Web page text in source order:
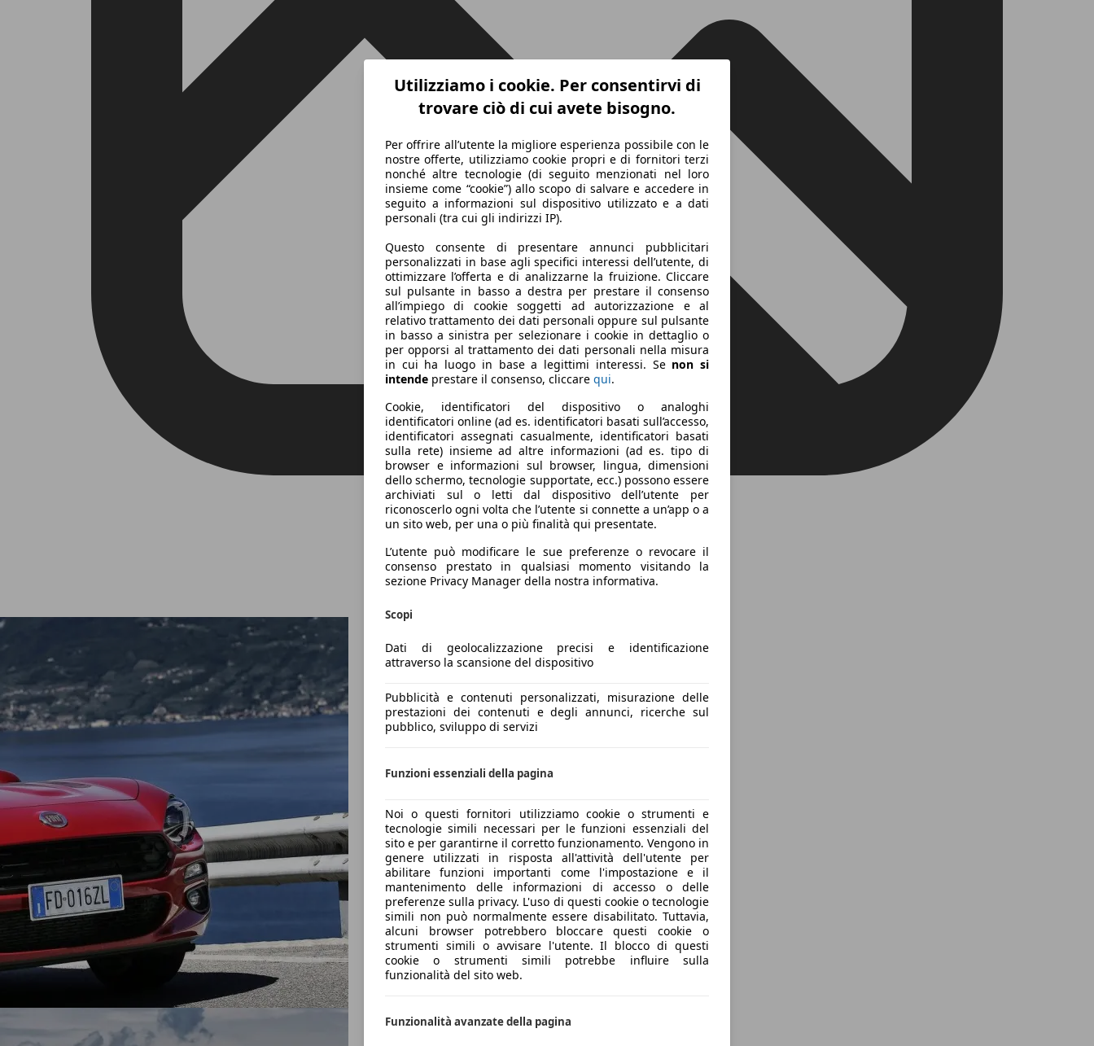
Utilizziamo i cookie. Per consentirvi di
trovare ciò di cui avete bisogno.
Per offrire all’utente la migliore esperienza possibile con le
nostre offerte, utilizziamo cookie propri e di fornitori terzi
nonché altre tecnologie (di seguito menzionati nel loro
insieme come “cookie”) allo scopo di salvare e accedere in
seguito a informazioni sul dispositivo utilizzato e a dati
personali (tra cui gli indirizzi IP).
Questo consente di presentare annunci pubblicitari
personalizzati in base agli specifici interessi dell’utente, di
ottimizzare l’offerta e di analizzarne la fruizione. Cliccare
sul pulsante in basso a destra per prestare il consenso
all’impiego di cookie soggetti ad autorizzazione e al
relativo trattamento dei dati personali oppure sul pulsante
in basso a sinistra per selezionare i cookie in dettaglio o
per opporsi al trattamento dei dati personali nella misura
in cui ha luogo in base a legittimi interessi. Se non si
intende prestare il consenso, cliccare qui.
Cookie, identificatori del dispositivo o analoghi
identificatori online (ad es. identificatori basati sull’accesso,
identificatori assegnati casualmente, identificatori basati
sulla rete) insieme ad altre informazioni (ad es. tipo di
browser e informazioni sul browser, lingua, dimensioni
dello schermo, tecnologie supportate, ecc.) possono essere
archiviati sul o letti dal dispositivo dell’utente per
riconoscerlo ogni volta che l’utente si connette a un’app o a
un sito web, per una o più finalità qui presentate.
L’utente può modificare le sue preferenze o revocare il
consenso prestato in qualsiasi momento visitando la
sezione Privacy Manager della nostra informativa.
Scopi
Dati di geolocalizzazione precisi e identificazione
attraverso la scansione del dispositivo
Pubblicità e contenuti personalizzati, misurazione delle
prestazioni dei contenuti e degli annunci, ricerche sul
pubblico, sviluppo di servizi
Funzioni essenziali della pagina
Noi o questi fornitori utilizziamo cookie o strumenti e
tecnologie simili necessari per le funzioni essenziali del
sito e per garantirne il corretto funzionamento. Vengono in
genere utilizzati in risposta all'attività dell'utente per
abilitare funzioni importanti come l'impostazione e il
mantenimento delle informazioni di accesso o delle
preferenze sulla privacy. L'uso di questi cookie o tecnologie
simili non può normalmente essere disabilitato. Tuttavia,
alcuni browser potrebbero bloccare questi cookie o
strumenti simili o avvisare l'utente. Il blocco di questi
cookie o strumenti simili potrebbe influire sulla
funzionalità del sito web.
Funzionalità avanzate della pagina